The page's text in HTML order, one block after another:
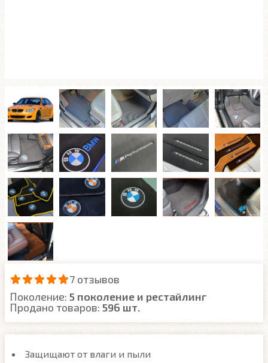
7 отзывов
Поколение: 5 поколение и рестайлинг
Продано товаров: 596 шт.
Защищают от влаги и пыли